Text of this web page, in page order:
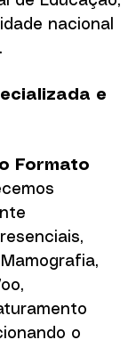
nacional
e
Formato
o